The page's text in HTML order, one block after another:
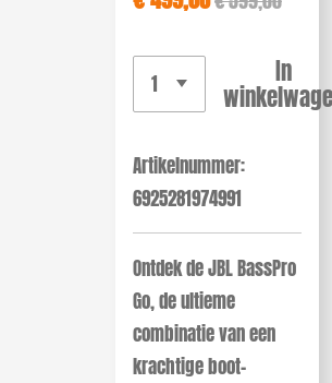
In
Artikelnummer:
6925281974991
Ontdek de JBL BassPro
Go, de ultieme
combinatie van een
krachtige boot-